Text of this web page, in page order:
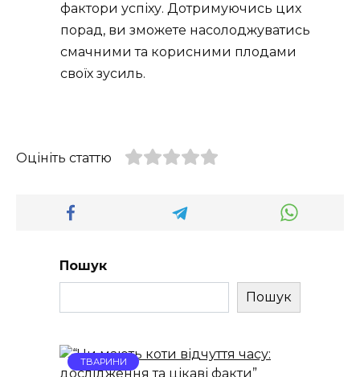
фактори успіху. Дотримуючись цих
порад, ви зможете насолоджуватись
смачними та корисними плодами
своїх зусиль.
Оцініть статтю
Пошук
Пошук
ТВАРИНИ